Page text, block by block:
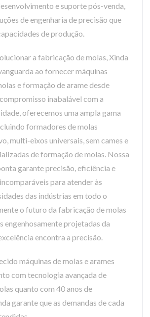
e suporte pós-venda,
de engenharia de precisão que
de produção.
a fabricação de molas, Xinda
ao fornecer máquinas
e formação de arame desde
inabalável com a
oferecemos uma ampla gama
formadores de molas
multi-eixos universais, sem cames e
de formação de molas. Nossa
garante precisão, eficiência e
para atender às
das indústrias em todo o
o futuro da fabricação de molas
engenhosamente projetadas da
encontra a precisão.
máquinas de molas e arames
com tecnologia avançada de
quanto com 40 anos de
garante que as demandas de cada